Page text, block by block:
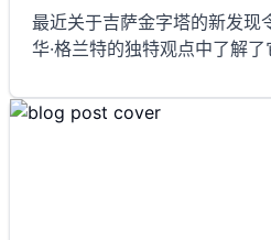
最近关于吉萨金字塔的新发现
华·格兰特的独特观点中了解了